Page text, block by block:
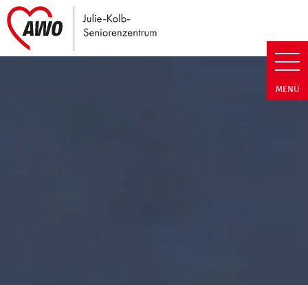
Julie-Kolb-Seniorenzentrum |
MENÜ